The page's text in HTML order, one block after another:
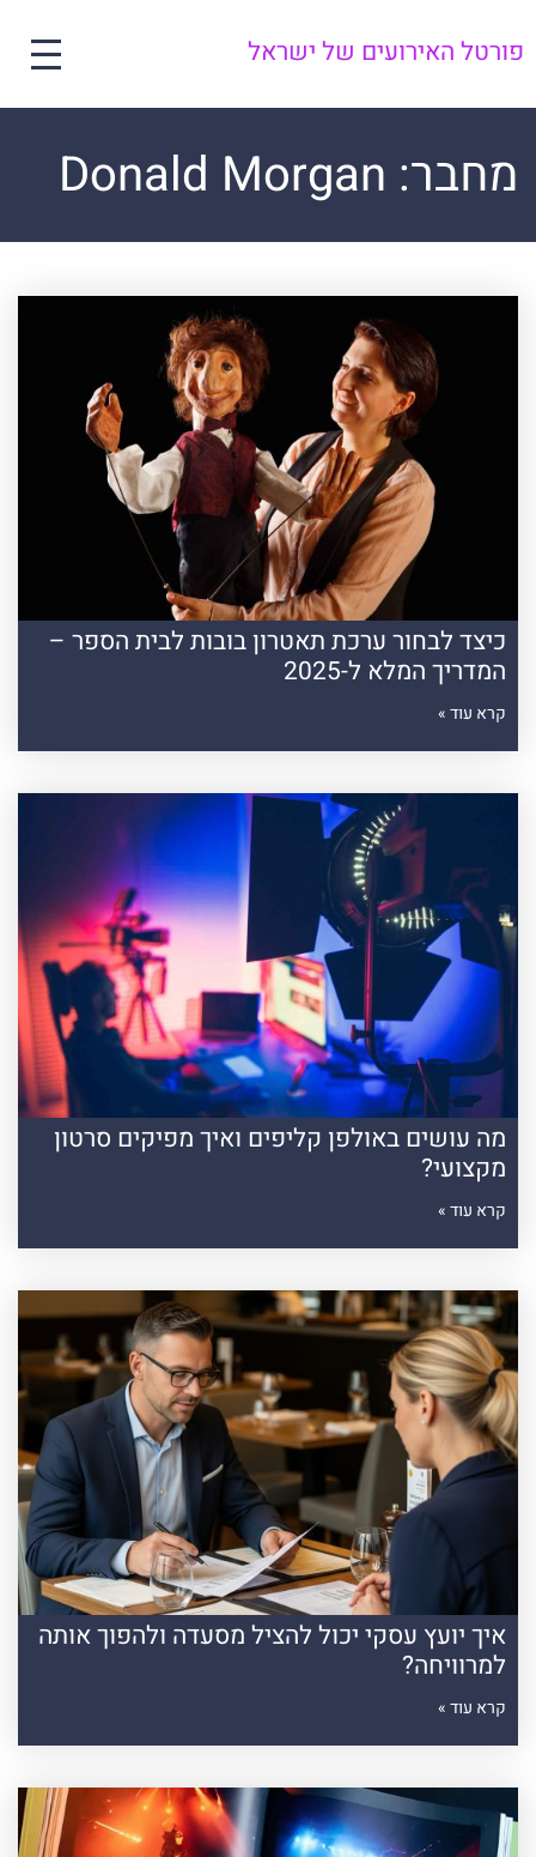
פורטל האירועים של ישראל
מחבר: Donald Morgan
כיצד לבחור ערכת תאטרון בובות לבית הספר –
המדריך המלא ל-2025
קרא עוד »
מה עושים באולפן קליפים ואיך מפיקים סרטון
מקצועי?
קרא עוד »
איך יועץ עסקי יכול להציל מסעדה ולהפוך אותה
למרוויחה?
קרא עוד »